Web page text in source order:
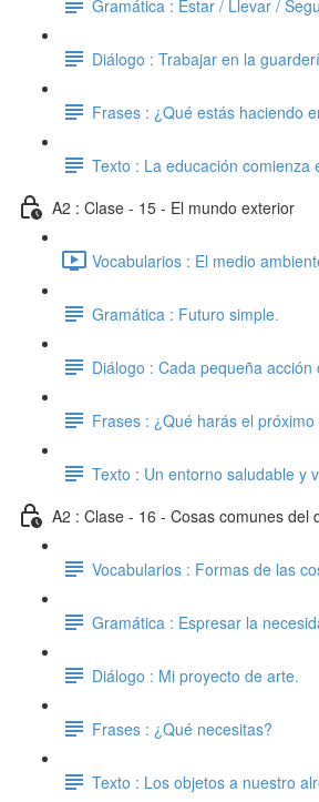
Gramática : Estar / Llevar /
Diálogo : Trabajar en la
Frases : ¿Qué estás haciendo
Texto : La educación comienza
A2 : Clase - 15 - El mundo exterior
Vocabularios : El medio
Gramática : Futuro simple.
Diálogo : Cada pequeña acción
Frases : ¿Qué harás el
Texto : Un entorno saludable y
A2 : Clase - 16 - Cosas comunes del
Vocabularios : Formas de las
Gramática : Espresar la
Diálogo : Mi proyecto de arte.
Frases : ¿Qué necesitas?
Texto : Los objetos a nuestro